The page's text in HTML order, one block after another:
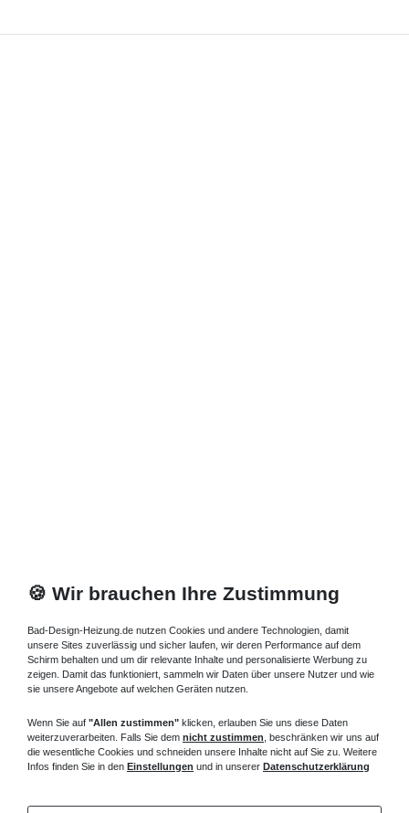
🍪 Wir brauchen Ihre Zustimmung
Bad-Design-Heizung.de nutzen Cookies und andere Technologien, damit
unsere Sites zuverlässig und sicher laufen, wir deren Performance auf dem
Schirm behalten und um dir relevante Inhalte und personalisierte Werbung zu
zeigen. Damit das funktioniert, sammeln wir Daten über unsere Nutzer und wie
sie unsere Angebote auf welchen Geräten nutzen.
Wenn Sie auf "Allen zustimmen" klicken, erlauben Sie uns diese Daten
weiterzuverarbeiten. Falls Sie dem nicht zustimmen , beschränken wir uns auf
die wesentliche Cookies und schneiden unsere Inhalte nicht auf Sie zu. Weitere
Infos finden Sie in den Einstellungen und in unserer Datenschutzerklärung